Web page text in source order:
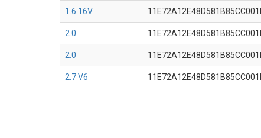
1.6 16V
2.0
2.0
2.7 V6